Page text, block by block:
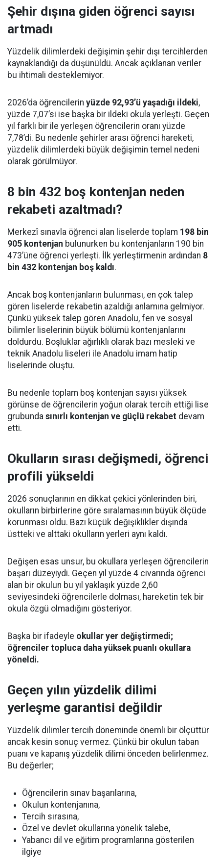
Şehir dışına giden öğrenci sayısı
artmadı
Yüzdelik dilimlerdeki değişimin şehir dışı tercihlerden
kaynaklandığı da düşünüldü. Ancak açıklanan veriler
bu ihtimali desteklemiyor.
2026’da öğrencilerin yüzde 92,93’ü yaşadığı ildeki,
yüzde 7,07’si ise başka bir ildeki okula yerleşti. Geçen
yıl farklı bir ile yerleşen öğrencilerin oranı yüzde
7,78’di. Bu nedenle şehirler arası öğrenci hareketi,
yüzdelik dilimlerdeki büyük değişimin temel nedeni
olarak görülmüyor.
8 bin 432 boş kontenjan neden
rekabeti azaltmadı?
Merkezî sınavla öğrenci alan liselerde toplam 198 bin
905 kontenjan bulunurken bu kontenjanların 190 bin
473’üne öğrenci yerleşti. İlk yerleştirmenin ardından 8
bin 432 kontenjan boş kaldı.
Ancak boş kontenjanların bulunması, en çok talep
gören liselerde rekabetin azaldığı anlamına gelmiyor.
Çünkü yüksek talep gören Anadolu, fen ve sosyal
bilimler liselerinin büyük bölümü kontenjanlarını
doldurdu. Boşluklar ağırlıklı olarak bazı mesleki ve
teknik Anadolu liseleri ile Anadolu imam hatip
liselerinde oluştu.
Bu nedenle toplam boş kontenjan sayısı yüksek
görünse de öğrencilerin yoğun olarak tercih ettiği lise
grubunda sınırlı kontenjan ve güçlü rekabet devam
etti.
Okulların sırası değişmedi, öğrenci
profili yükseldi
2026 sonuçlarının en dikkat çekici yönlerinden biri,
okulların birbirlerine göre sıralamasının büyük ölçüde
korunması oldu. Bazı küçük değişiklikler dışında
üstteki ve alttaki okulların yerleri aynı kaldı.
Değişen esas unsur, bu okullara yerleşen öğrencilerin
başarı düzeyiydi. Geçen yıl yüzde 4 civarında öğrenci
alan bir okulun bu yıl yaklaşık yüzde 2,60
seviyesindeki öğrencilerle dolması, hareketin tek bir
okula özgü olmadığını gösteriyor.
Başka bir ifadeyle okullar yer değiştirmedi;
öğrenciler topluca daha yüksek puanlı okullara
yöneldi.
Geçen yılın yüzdelik dilimi
yerleşme garantisi değildir
Yüzdelik dilimler tercih döneminde önemli bir ölçüttür
ancak kesin sonuç vermez. Çünkü bir okulun taban
puanı ve kapanış yüzdelik dilimi önceden belirlenmez.
Bu değerler;
Öğrencilerin sınav başarılarına,
Okulun kontenjanına,
Tercih sırasına,
Özel ve devlet okullarına yönelik talebe,
Yabancı dil ve eğitim programlarına gösterilen
ilgiye